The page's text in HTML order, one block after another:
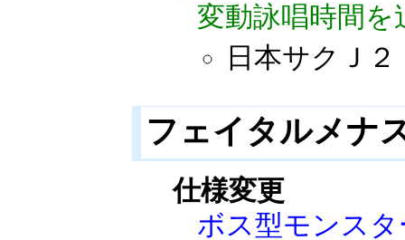
変動詠唱時間を
日本サクＪ２
フェイタルメナ
仕様変更
ボス型モンス